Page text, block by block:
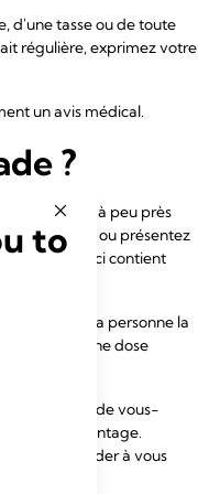
d'une tasse ou de toute
régulière, exprimez votre
un avis médical.
?
souffrez d'à peu près
ou présentez
celui-ci contient
bébé est la personne la
et il reçoit une dose
soin de vous-
vous davantage.
de vous aider à vous
to